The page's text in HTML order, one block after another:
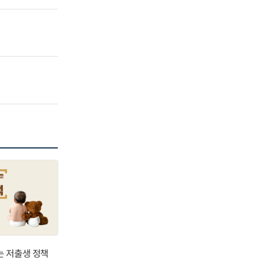
저출생 정책